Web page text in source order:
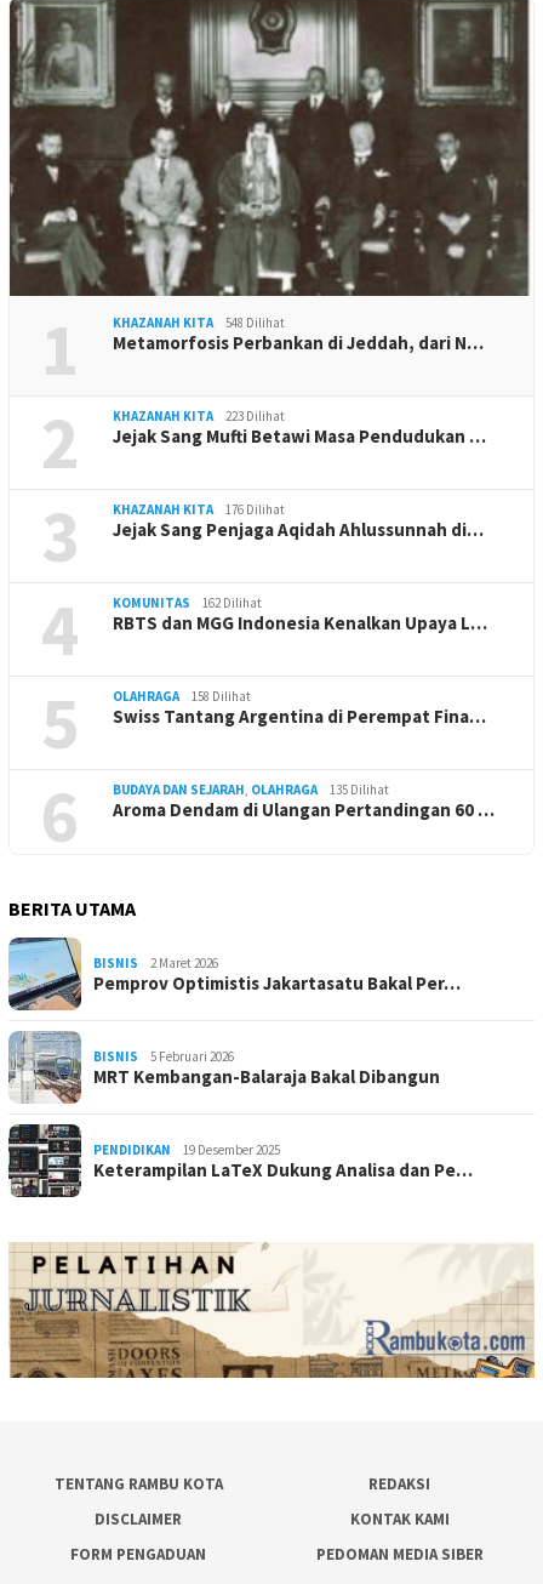
1 KHAZANAH KITA 548 Dilihat
Metamorfosis Perbankan di Jeddah, dari N…
2 KHAZANAH KITA 223 Dilihat
Jejak Sang Mufti Betawi Masa Pendudukan …
3 KHAZANAH KITA 176 Dilihat
Jejak Sang Penjaga Aqidah Ahlussunnah di…
4 KOMUNITAS 162 Dilihat
RBTS dan MGG Indonesia Kenalkan Upaya L…
5 OLAHRAGA 158 Dilihat
Swiss Tantang Argentina di Perempat Fina…
6 BUDAYA DAN SEJARAH OLAHRAGA 135 Dilihat
Aroma Dendam di Ulangan Pertandingan 60 …
BERITA UTAMA
BISNIS 2 Maret 2026
Pemprov Optimistis Jakartasatu Bakal Per…
BISNIS 5 Februari 2026
MRT Kembangan-Balaraja Bakal Dibangun
PENDIDIKAN 19 Desember 2025
Keterampilan LaTeX Dukung Analisa dan Pe…
TENTANG RAMBU KOTA
REDAKSI
DISCLAIMER
KONTAK KAMI
FORM PENGADUAN
PEDOMAN MEDIA SIBER